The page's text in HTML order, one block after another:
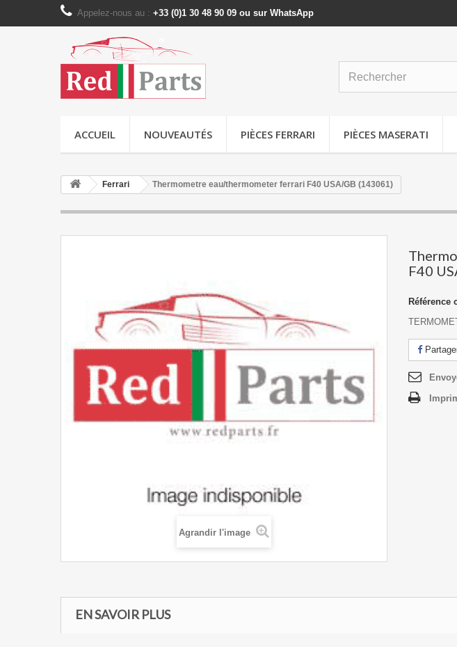
Appelez-nous au : +33 (0)1 30 48 90 09 ou sur WhatsApp
ACCUEIL NOUVEAUTÉS PIÈCES FERRARI PIÈCES MASERATI
Ferrari Thermometre eau/thermometer ferrari F40 USA/GB (143061)
Agrandir l'image
F40
Référence
EN SAVOIR PLUS